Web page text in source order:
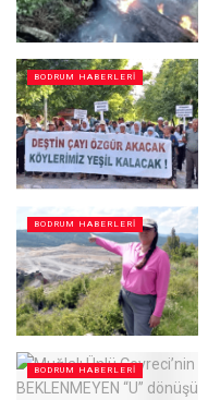
BODRUM HABERLERI
BODRUM HABERLERI
BODRUM HABERLERI